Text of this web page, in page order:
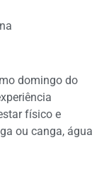
domingo do
físico e
ou canga, água